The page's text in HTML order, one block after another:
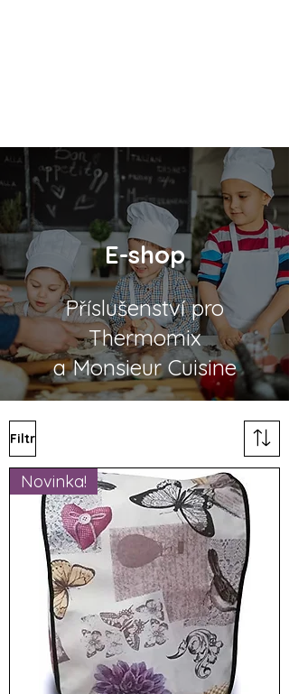
E-shop
Příslušenství pro
Thermomix
a Monsieur Cuisine
Filtr
Novinka!